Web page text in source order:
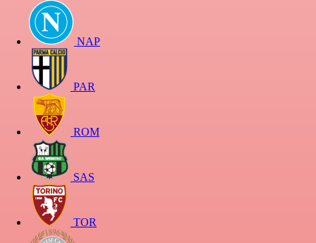
NAP
PAR
ROM
SAS
TOR